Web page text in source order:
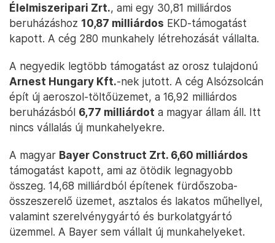
Élelmiszeripari Zrt., ami egy 30,81 milliárdos
beruházáshoz 10,87 milliárdos EKD-támogatást
kapott. A cég 280 munkahely létrehozását vállalta.
A negyedik legtöbb támogatást az orosz tulajdonú
Arnest Hungary Kft.-nek jutott. A cég Alsózsolcán
épít új aeroszol-töltőüzemet, a 16,92 milliárdos
beruházásból 6,77 milliárdot a magyar állam áll. Itt
nincs vállalás új munkahelyekre.
A magyar Bayer Construct Zrt. 6,60 milliárdos
támogatást kapott, ami az ötödik legnagyobb
összeg. 14,68 milliárdból építenek fürdőszoba-
összeszerelő üzemet, asztalos és lakatos műhellyel,
valamint szerelvénygyártó és burkolatgyártó
üzemmel. A Bayer sem vállalt új munkahelyeket.